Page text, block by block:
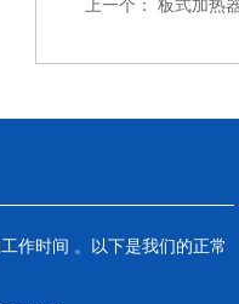
上一个： 板式加热
作时间 。以下是我们的正常